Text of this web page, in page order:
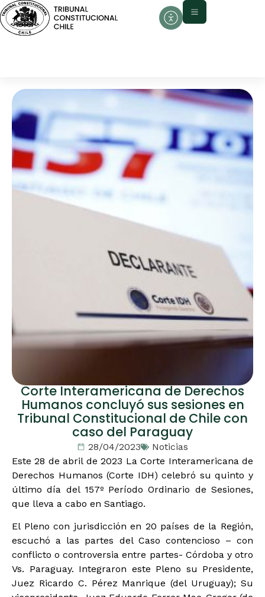
Corte Interamericana de Derechos
Humanos concluyó sus sesiones en
Tribunal Constitucional de Chile con
caso del Paraguay
28/04/2023
Noticias
Este 28 de abril de 2023 La Corte Interamericana de
Derechos Humanos (Corte IDH) celebró su quinto y
último día del 157º Período Ordinario de Sesiones,
que lleva a cabo en Santiago.
El Pleno con jurisdicción en 20 países de la Región,
escuchó a las partes del Caso contencioso – con
conflicto o controversia entre partes- Córdoba y otro
Vs. Paraguay. Integraron este Pleno su Presidente,
Juez Ricardo C. Pérez Manrique (del Uruguay); Su